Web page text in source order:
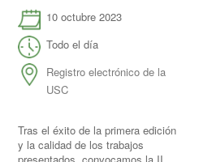
10 octubre 2023
Todo el día
Registro electrónico de la
USC
Tras el éxito de la primera edición
y la calidad de los trabajos